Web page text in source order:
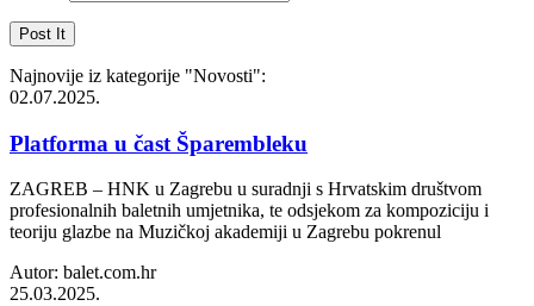
Najnovije iz kategorije "Novosti":
02.07.2025.
Platforma u čast Šparembleku
ZAGREB – HNK u Zagrebu u suradnji s Hrvatskim društvom
profesionalnih baletnih umjetnika, te odsjekom za kompoziciju i
teoriju glazbe na Muzičkoj akademiji u Zagrebu pokrenul
Autor: balet.com.hr
25.03.2025.